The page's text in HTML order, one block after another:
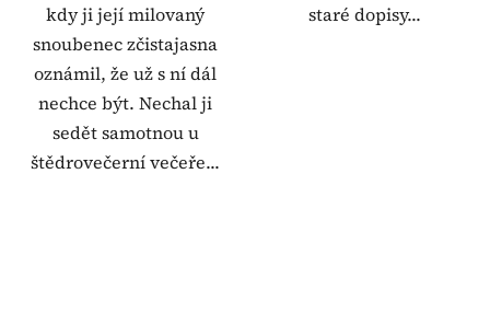
kdy ji její milovaný
snoubenec zčistajasna
oznámil, že už s ní dál
nechce být. Nechal ji
sedět samotnou u
štědrovečerní večeře...
staré dopisy...